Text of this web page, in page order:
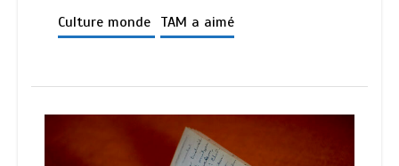
Culture monde TAM a aimé